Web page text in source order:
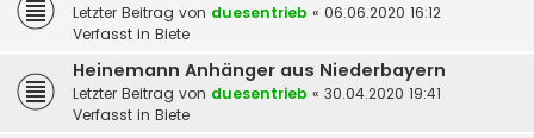
Letzter Beitrag von duesentrieb « 06.06.2020 16:12
Verfasst in Biete
Heinemann Anhänger aus Niederbayern
Letzter Beitrag von duesentrieb « 30.04.2020 19:41
Verfasst in Biete